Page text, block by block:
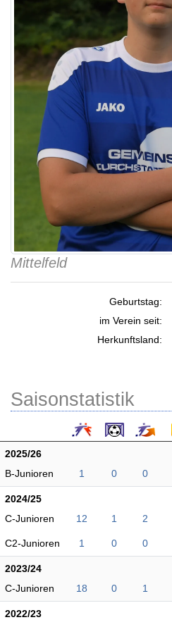
Mittelfeld
Geburtstag:
im Verein seit:
Herkunftsland:
Saisonstatistik
2025/26
B-Junioren
1 0 0
2024/25
C-Junioren
12 1 2
C2-Junioren 1 0 0
2023/24
C-Junioren
18 0 1
2022/23